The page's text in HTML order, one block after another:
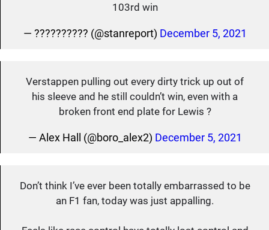
103rd win
— ?????????? (@stanreport) December 5, 2021
Verstappen pulling out every dirty trick up out of
his sleeve and he still couldn’t win, even with a
broken front end plate for Lewis ?
— Alex Hall (@boro_alex2) December 5, 2021
Don’t think I’ve ever been totally embarrassed to be
an F1 fan, today was just appalling.